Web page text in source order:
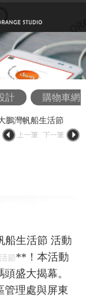
計 購物車網
鵬灣帆船生活節
船生活節 活動
節**！本活動
盛大揭幕。
管理處與屏東